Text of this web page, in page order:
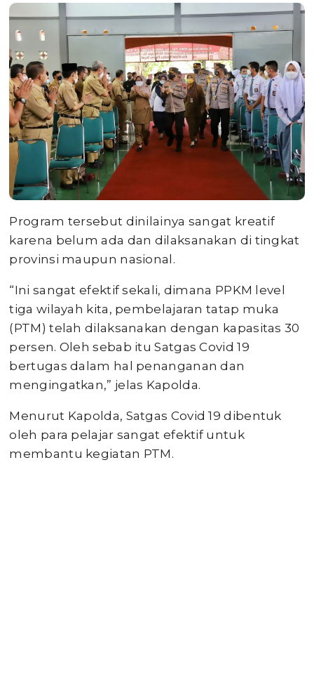
Program tersebut dinilainya sangat kreatif
karena belum ada dan dilaksanakan di tingkat
provinsi maupun nasional.
“Ini sangat efektif sekali, dimana PPKM level
tiga wilayah kita, pembelajaran tatap muka
(PTM) telah dilaksanakan dengan kapasitas 30
persen. Oleh sebab itu Satgas Covid 19
bertugas dalam hal penanganan dan
mengingatkan,” jelas Kapolda.
Menurut Kapolda, Satgas Covid 19 dibentuk
oleh para pelajar sangat efektif untuk
membantu kegiatan PTM.